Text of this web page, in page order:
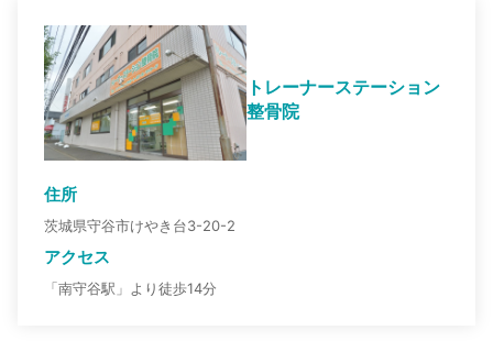
トレーナーステーション
整骨院
住所
茨城県守谷市けやき台3-20-2
アクセス
「南守谷駅」より徒歩14分